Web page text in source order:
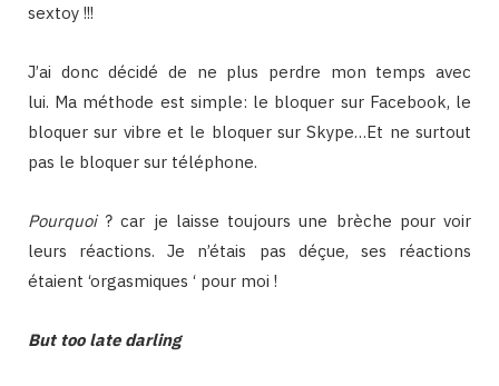
sextoy !!!
J’ai donc décidé de ne plus perdre mon temps avec
lui. Ma méthode est simple: le bloquer sur Facebook, le
bloquer sur vibre et le bloquer sur Skype…Et ne surtout
pas le bloquer sur téléphone.
Pourquoi? car je laisse toujours une brèche pour voir
leurs réactions. Je n’étais pas déçue, ses réactions
étaient ‘orgasmiques ‘ pour moi !
But too late darling